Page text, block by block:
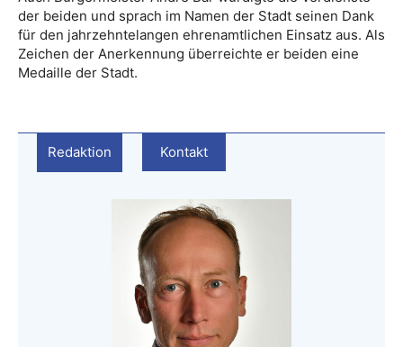
der beiden und sprach im Namen der Stadt seinen Dank
für den jahrzehntelangen ehrenamtlichen Einsatz aus. Als
Zeichen der Anerkennung überreichte er beiden eine
Medaille der Stadt.
Redaktion Kontakt